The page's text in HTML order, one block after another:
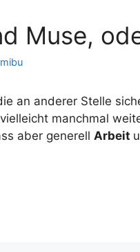
Muse,
mibu
an anderer Stelle
vielleicht manchmal
aber generell Arbeit